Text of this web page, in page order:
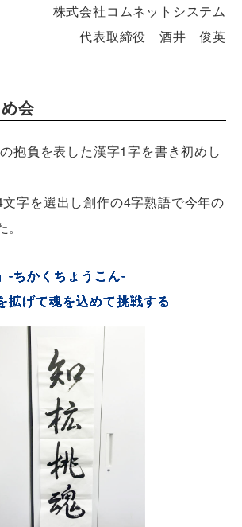
株式会社コムネットシステム
代表取締役 酒井 俊英
会
抱負を表した漢字1字を書き初めし
字を選出し創作の4字熟語で今年の
-ちかくちょうこん-
拡げて魂を込めて挑戦する